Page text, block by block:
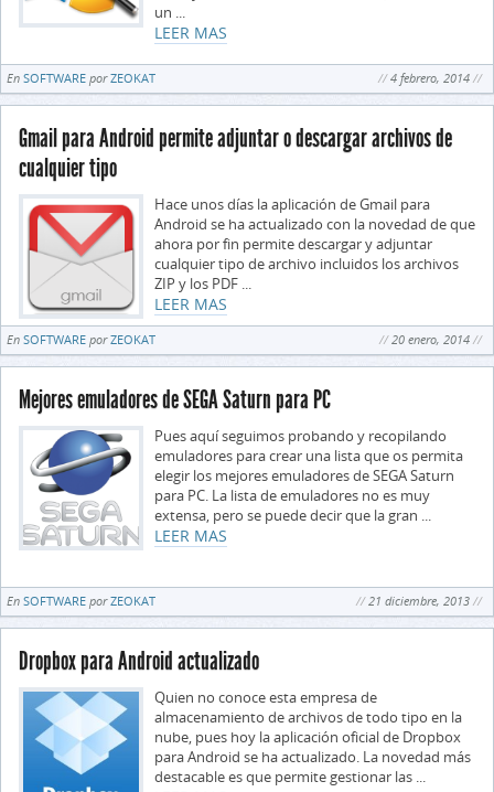
un ...
LEER MAS
En SOFTWARE porZEOKAT 4 febrero, 2014
Gmail para Android permite adjuntar o descargar archivos de
cualquier tipo
Hace unos días la aplicación de Gmail para
Android se ha actualizado con la novedad de que
ahora por fin permite descargar y adjuntar
cualquier tipo de archivo incluidos los archivos
ZIP y los PDF ...
LEER MAS
En SOFTWARE porZEOKAT 20 enero, 2014
Mejores emuladores de SEGA Saturn para PC
Pues aquí seguimos probando y recopilando
emuladores para crear una lista que os permita
elegir los mejores emuladores de SEGA Saturn
para PC. La lista de emuladores no es muy
extensa, pero se puede decir que la gran ...
LEER MAS
En SOFTWARE porZEOKAT 21 diciembre, 2013
Dropbox para Android actualizado
Quien no conoce esta empresa de
almacenamiento de archivos de todo tipo en la
nube, pues hoy la aplicación oficial de Dropbox
para Android se ha actualizado. La novedad más
destacable es que permite gestionar las ...